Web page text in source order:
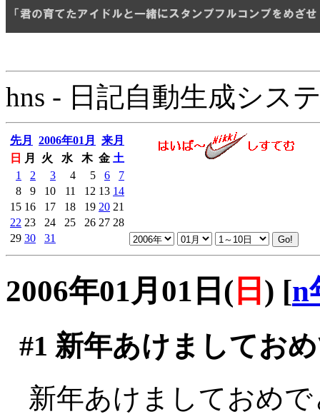
hns - 日記自動生成シス
先月 2006年01月
来月
日
月 火 水 木 金 土
1
2 3 4 5 6
7
8
9 10 11 12 13 14
15 16 17 18 19 20 21
22 23 24 25 26 27 28
29 30 31
2006年01月01日( 日 ) [n
#1 新年あけましてお
新年あけましておめ